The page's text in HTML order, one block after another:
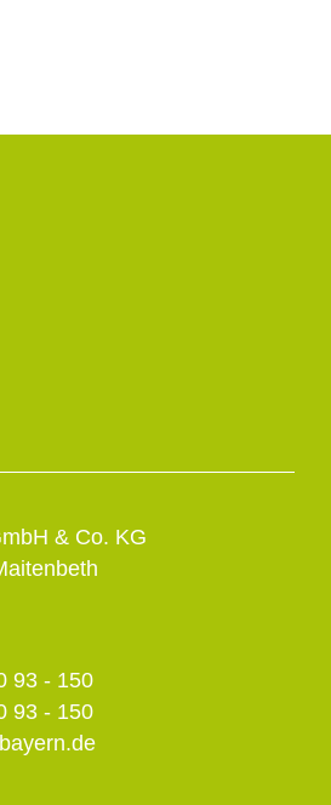
& Co. KG
93 - 150
93 - 150